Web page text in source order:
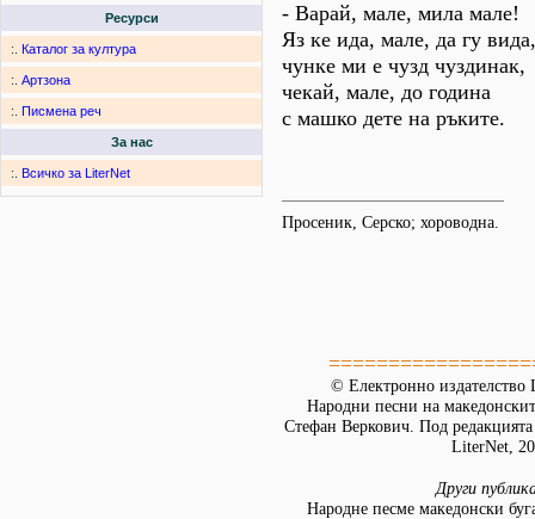
Ресурси
:. Каталог за култура
:. Артзона
:. Писмена реч
За нас
:. Всичко за LiterNet
- Варай, мале, мила мале!
Яз ке ида, мале, да гу вида,
чунке ми е чузд чуздинак,
чекай, мале, до година
с машко дете на ръките.
Просеник, Серско; хороводна.
© Електронно издателство
Народни песни на
Стефан Веркович. Под
LiterNet,
Други
Народне песме македонски